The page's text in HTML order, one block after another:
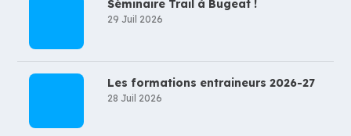
Séminaire Trail à Bugeat !
29 Juil 2026
Les formations entraineurs 2026-27
28 Juil 2026